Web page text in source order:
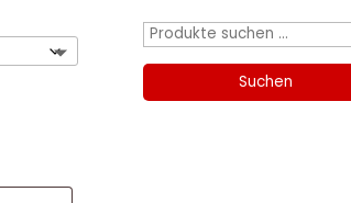
Suchen
Suchen